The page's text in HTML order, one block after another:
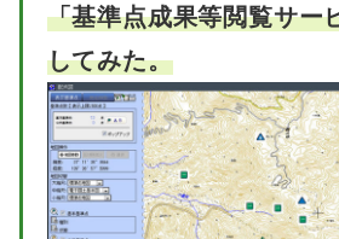
「基準点成果等閲覧サー
してみた。